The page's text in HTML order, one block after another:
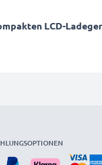
LCD-